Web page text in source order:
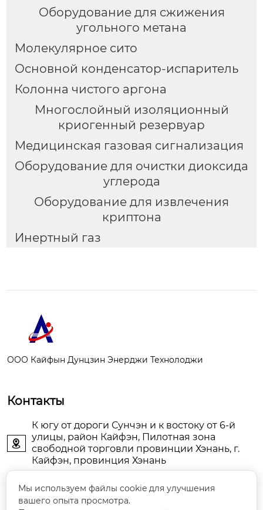
Оборудование для сжижения
угольного метана
Молекулярное сито
Основной конденсатор-испаритель
Колонна чистого аргона
Многослойный изоляционный
криогенный резервуар
Медицинская газовая сигнализация
Оборудование для очистки диоксида
углерода
Оборудование для извлечения
криптона
Инертный газ
ООО Кайфын Дунцзин Энерджи Технолоджи
Контакты

К югу от дороги Сунчэн и к востоку от 6-й
улицы, район Кайфэн, Пилотная зона
свободной торговли провинции Хэнань, г.
Кайфэн, провинция Хэнань
 KFDJAIR@163.com
Мы используем файлы cookie для улучшения
вашего опыта просмотра.